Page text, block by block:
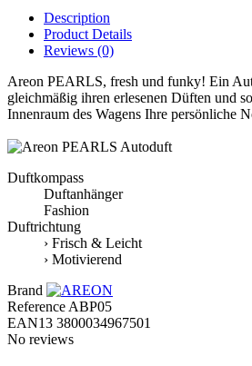
Description
Product Details
Reviews (0)
Areon PEARLS, fresh und funky! Ein
gleichmäßig ihren erlesenen Düften und
Innenraum des Wagens Ihre persönliche
Duftkompass
Duftanhänger
Fashion
Duftrichtung
› Frisch & Leicht
› Motivierend
Brand
ReferenceABP05
EAN13 3800034967501
No reviews